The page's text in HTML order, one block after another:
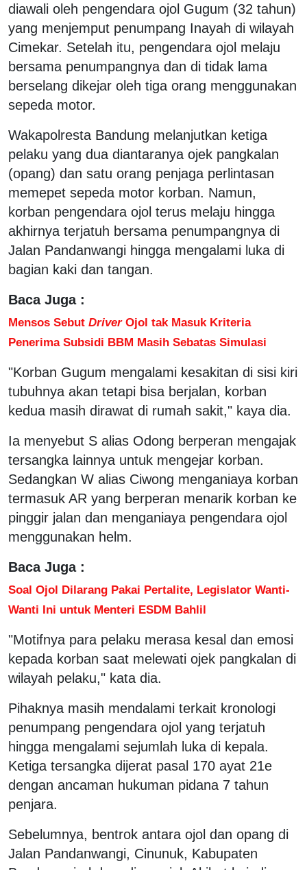
diawali oleh pengendara ojol Gugum (32 tahun)
yang menjemput penumpang Inayah di wilayah
Cimekar. Setelah itu, pengendara ojol melaju
bersama penumpangnya dan di tidak lama
berselang dikejar oleh tiga orang menggunakan
sepeda motor.
Wakapolresta Bandung melanjutkan ketiga
pelaku yang dua diantaranya ojek pangkalan
(opang) dan satu orang penjaga perlintasan
memepet sepeda motor korban. Namun,
korban pengendara ojol terus melaju hingga
akhirnya terjatuh bersama penumpangnya di
Jalan Pandanwangi hingga mengalami luka di
bagian kaki dan tangan.
Baca Juga :
Mensos Sebut DriverOjol tak Masuk Kriteria
Penerima Subsidi BBM Masih Sebatas Simulasi
"Korban Gugum mengalami kesakitan di sisi kiri
tubuhnya akan tetapi bisa berjalan, korban
kedua masih dirawat di rumah sakit," kaya dia.
Ia menyebut S alias Odong berperan mengajak
tersangka lainnya untuk mengejar korban.
Sedangkan W alias Ciwong menganiaya korban
termasuk AR yang berperan menarik korban ke
pinggir jalan dan menganiaya pengendara ojol
menggunakan helm.
Baca Juga :
Soal Ojol Dilarang Pakai Pertalite, Legislator Wanti-
Wanti Ini untuk Menteri ESDM Bahlil
"Motifnya para pelaku merasa kesal dan emosi
kepada korban saat melewati ojek pangkalan di
wilayah pelaku," kata dia.
Pihaknya masih mendalami terkait kronologi
penumpang pengendara ojol yang terjatuh
hingga mengalami sejumlah luka di kepala.
Ketiga tersangka dijerat pasal 170 ayat 21e
dengan ancaman hukuman pidana 7 tahun
penjara.
Sebelumnya, bentrok antara ojol dan opang di
Jalan Pandanwangi, Cinunuk, Kabupaten